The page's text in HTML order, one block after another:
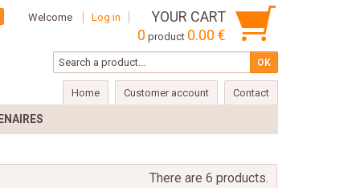
Welcome Log in
YOUR CART
0 product 0.00 €
Home Customer account Contact
There are 6 products.